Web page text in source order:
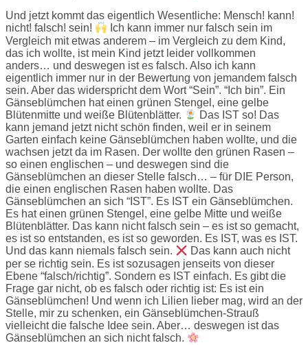
Und jetzt kommt das eigentlich Wesentliche: Mensch! kann!
nicht! falsch! sein!
Ich kann immer nur falsch sein im
Vergleich mit etwas anderem – im Vergleich zu dem Kind,
das ich wollte, ist mein Kind jetzt leider vollkommen
anders… und deswegen ist es falsch. Also ich kann
eigentlich immer nur in der Bewertung von jemandem falsch
sein. Aber das widerspricht dem Wort “Sein”. “Ich bin”. Ein
Gänseblümchen hat einen grünen Stengel, eine gelbe
Blütenmitte und weiße Blütenblätter.
Das IST so! Das
kann jemand jetzt nicht schön finden, weil er in seinem
Garten einfach keine Gänseblümchen haben wollte, und die
wachsen jetzt da im Rasen. Der wollte den grünen Rasen –
so einen englischen – und deswegen sind die
Gänseblümchen an dieser Stelle falsch… – für DIE Person,
die einen englischen Rasen haben wollte. Das
Gänseblümchen an sich “IST”. Es IST ein Gänseblümchen.
Es hat einen grünen Stengel, eine gelbe Mitte und weiße
Blütenblätter. Das kann nicht falsch sein – es ist so gemacht,
es ist so entstanden, es ist so geworden. Es IST, was es IST.
Und das kann niemals falsch sein.
Das kann auch nicht
per se richtig sein. Es ist sozusagen jenseits von dieser
Ebene “falsch/richtig”. Sondern es IST einfach. Es gibt die
Frage gar nicht, ob es falsch oder richtig ist: Es ist ein
Gänseblümchen! Und wenn ich Lilien lieber mag, wird an der
Stelle, mir zu schenken, ein Gänseblümchen-Strauß
vielleicht die falsche Idee sein. Aber… deswegen ist das
Gänseblümchen an sich nicht falsch.